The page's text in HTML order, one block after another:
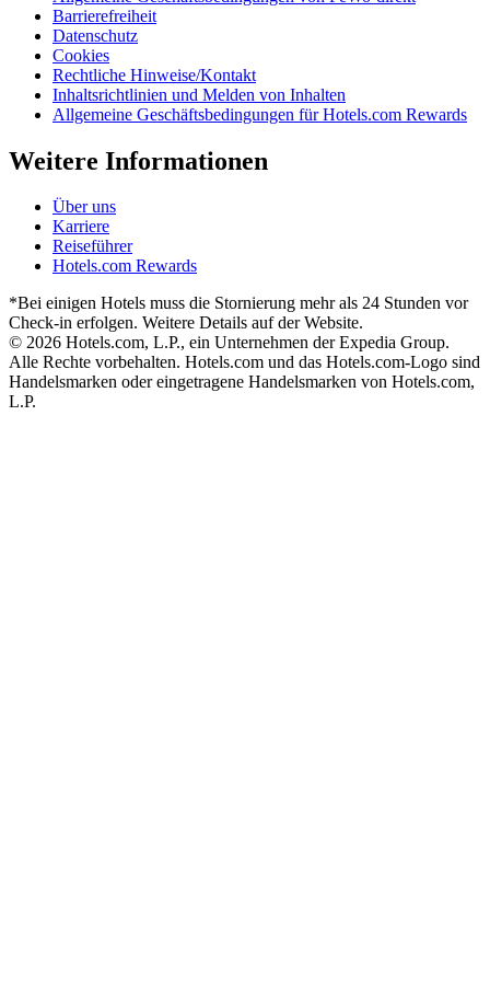
Barrierefreiheit
Datenschutz
Cookies
Rechtliche Hinweise/Kontakt
Inhaltsrichtlinien und Melden von Inhalten
Allgemeine Geschäftsbedingungen für Hotels.com Rewards
Weitere Informationen
Über uns
Karriere
Reiseführer
Hotels.com Rewards
*Bei einigen Hotels muss die Stornierung mehr als 24 Stunden vor
Check-in erfolgen. Weitere Details auf der Website.
© 2026 Hotels.com, L.P., ein Unternehmen der Expedia Group.
Alle Rechte vorbehalten. Hotels.com und das Hotels.com-Logo sind
Handelsmarken oder eingetragene Handelsmarken von Hotels.com,
L.P.